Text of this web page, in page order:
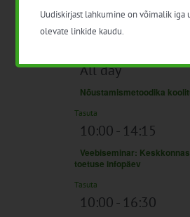
N
21
Until 17:00
All day
Nõustamismetoodika
Tasuta
10:00- 14:15
Veebiseminar:
toetuse infopäev
Tasuta
10:00- 16:30
Uudiskirjast lahkumine on võimalik iga
olevate linkide kaudu.